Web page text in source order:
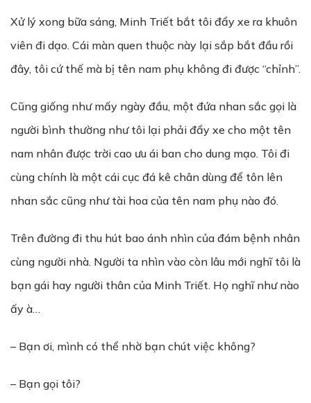
Xử lý xong bữa sáng, Minh Triết bắt tôi đẩy xe ra khuôn
viên đi dạo. Cái màn quen thuộc này lại sắp bắt đầu rồi
đây, tôi cứ thế mà bị tên nam phụ không đi được “chỉnh”.
Cũng giống như mấy ngày đầu, một đứa nhan sắc gọi là
người bình thường như tôi lại phải đẩy xe cho một tên
nam nhân được trời cao ưu ái ban cho dung mạo. Tôi đi
cùng chính là một cái cục đá kê chân dùng để tôn lên
nhan sắc cũng như tài hoa của tên nam phụ nào đó.
Trên đường đi thu hút bao ánh nhìn của đám bệnh nhân
cùng người nhà. Người ta nhìn vào còn lâu mới nghĩ tôi là
bạn gái hay người thân của Minh Triết. Họ nghĩ như nào
ấy à…
– Bạn ơi, mình có thể nhờ bạn chút việc không?
– Bạn gọi tôi?